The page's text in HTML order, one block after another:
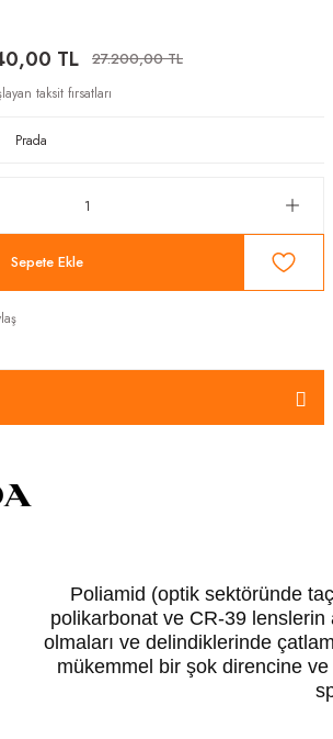
TL 27.200,00 TL
taksit fırsatları
Prada
Sepete Ekle
Poliamid (optik sektöründe
polikarbonat ve CR-39 lenslerin
olmaları ve delindiklerinde
mükemmel bir şok direncine